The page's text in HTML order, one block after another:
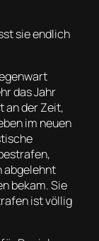
sie endlich
das Jahr
an der Zeit,
im neuen
abgelehnt
bekam. Sie
ist völlig